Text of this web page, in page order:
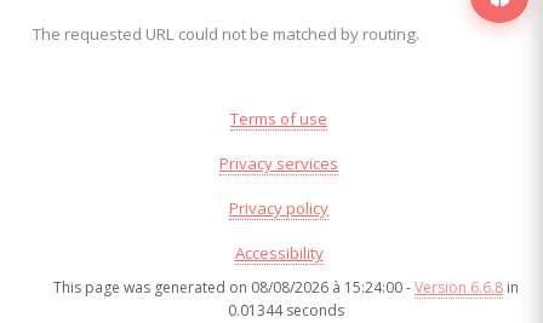
The requested URL could not be matched by routing.
Terms of use
Privacy services
Privacy policy
Accessibility
This page was generated on 08/08/2026 à 15:24:00 -Version 6.6.8 in
0.01344 seconds